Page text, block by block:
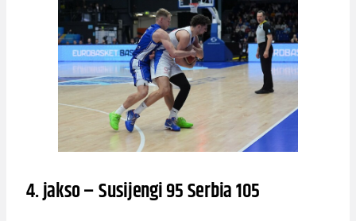
4. jakso – Susijengi 95 Serbia 105